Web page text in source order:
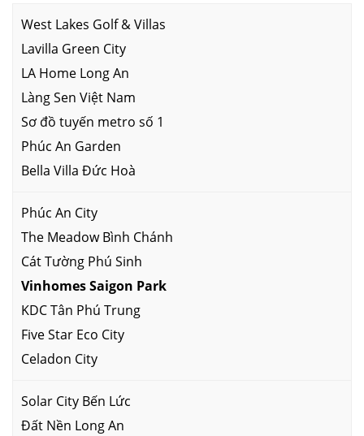
West Lakes Golf & Villas
Lavilla Green City
LA Home Long An
Làng Sen Việt Nam
Sơ đồ tuyến metro số 1
Phúc An Garden
Bella Villa Đức Hoà
Phúc An City
The Meadow Bình Chánh
Cát Tường Phú Sinh
Vinhomes Saigon Park
KDC Tân Phú Trung
Five Star Eco City
Celadon City
Solar City Bến Lức
Đất Nền Long An